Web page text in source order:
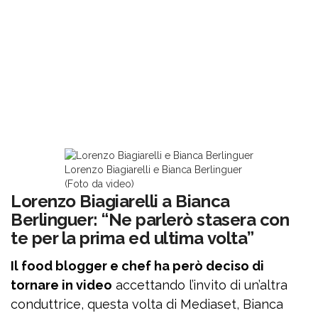
Lorenzo Biagiarelli e Bianca Berlinguer
(Foto da video)
Lorenzo Biagiarelli a Bianca
Berlinguer: “Ne parlerò stasera con
te per la prima ed ultima volta”
Il food blogger e chef ha però deciso di
tornare in video accettando l’invito di un’altra
conduttrice, questa volta di Mediaset, Bianca